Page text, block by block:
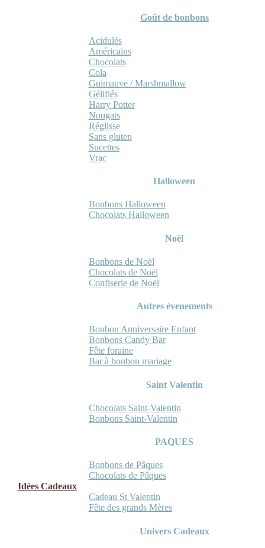
Goût de bonbons
Acidulés
Américains
Chocolats
Cola
Guimauve / Marshmallow
Gélifiés
Harry Potter
Nougats
Réglisse
Sans gluten
Sucettes
Vrac
Halloween
Bonbons Halloween
Chocolats Halloween
Noël
Bonbons de Noël
Chocolats de Noël
Confiserie de Noël
Autres évenements
Bonbon Anniversaire Enfant
Bonbons Candy Bar
Fête foraine
Bar à bonbon mariage
Saint Valentin
Chocolats Saint-Valentin
Bonbons Saint-Valentin
PAQUES
Bonbons de Pâques
Chocolats de Pâques
Idées Cadeaux
Cadeau St Valentin
Fête des grands Mères
Univers Cadeaux